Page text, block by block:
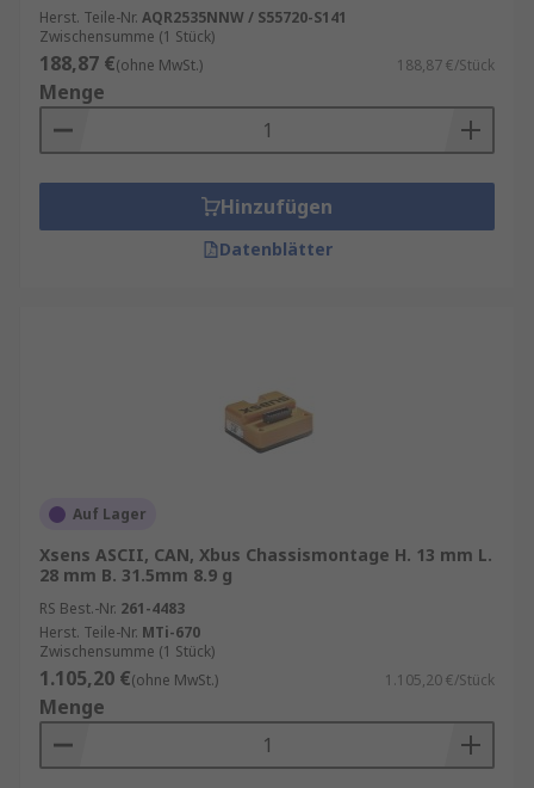
eine garantierte Lieferung am nächsten Werktag
sowie zum Mindestbestellwert für eine
kostenfreie Lieferung finden Sie auf der
jeweiligen Produktseite.
Vorteile von Multifunktionssensoren
Kompakte Bauweise:Platzsparend und
einfach zu integrieren.
geringere Installationskosten.
Einfache Konnektivität:
unterstützen gängige Schnittstellen wie IO-
Robuste Ausführung:
anspruchsvolle Umgebungen.
Typische Einsatzbereiche
Multifunktionssensoren kommen in zahlreichen
Branchen zum Einsatz:
Industrieautomation:
Temperatur und Druck in
Herst. Teile-Nr. AQR2535NNW / S55720-S141
Zwischensumme (1 Stück)
188,87 €(ohne MwSt.) 188,87 €/Stück
Menge
Hinzufügen
Datenblätter
Auf Lager
Xsens ASCII, CAN, Xbus Chassismontage H. 13 mm L.
28 mm B. 31.5mm 8.9 g
RS Best.-Nr. 261-4483
Herst. Teile-Nr. MTi-670
Zwischensumme (1 Stück)
1.105,20 €(ohne MwSt.) 1.105,20 €/Stück
Menge